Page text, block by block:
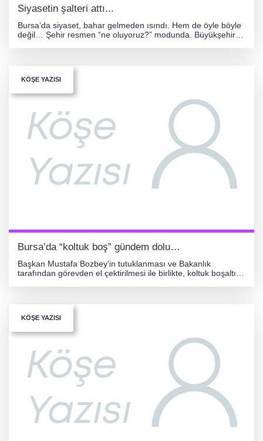
Siyasetin şalteri attı...
Bursa’da siyaset, bahar gelmeden ısındı. Hem de öyle böyle
değil… Şehir resmen “ne oluyoruz?” modunda. Büyükşehir
KÖŞE YAZISI
Bursa’da “koltuk boş” gündem dolu…
Başkan Mustafa Bozbey'in tutuklanması ve Bakanlık
tarafından görevden el çektirilmesi ile birlikte, koltuk boşaltıldı
KÖŞE YAZISI